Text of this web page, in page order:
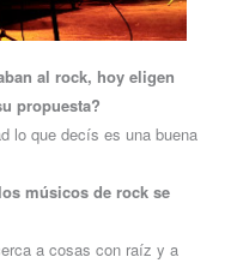
al rock, hoy eligen
propuesta?
lo que decís es una buena
músicos de rock se
a cosas con raíz y a